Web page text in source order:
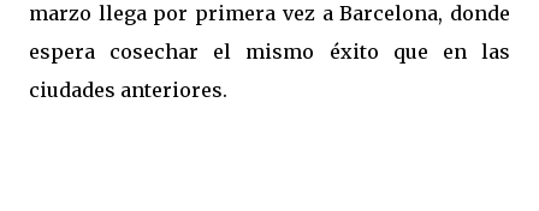
marzo llega por primera vez a Barcelona, donde
espera cosechar el mismo éxito que en las
ciudades anteriores.